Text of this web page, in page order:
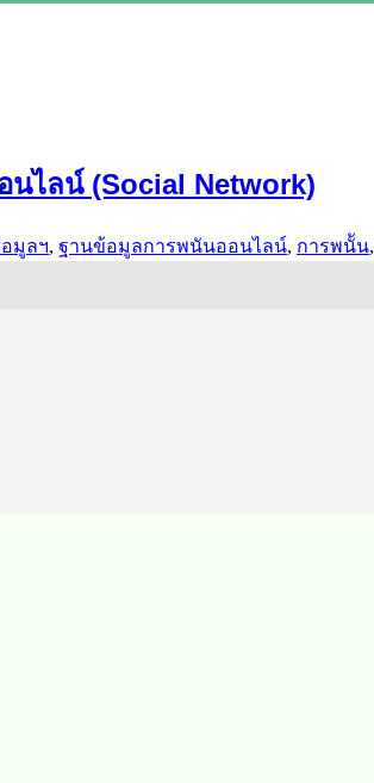
ไลน์ (Social Network)
มูลฯ, ฐานข้อมูลการพนันออนไลน์, การพนััน,